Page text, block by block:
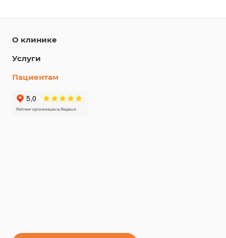
О клинике
Услуги
Пациентам